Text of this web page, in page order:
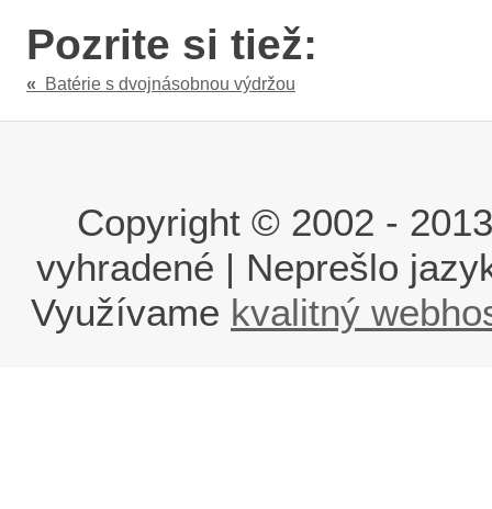
Pozrite si tiež:
« Batérie s dvojnásobnou výdržou
Copyright © 2002 -
vyhradené | Neprešlo
Využívame kvalitný